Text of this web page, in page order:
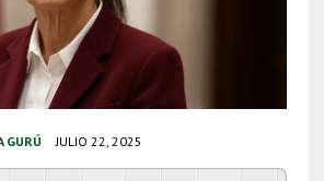
GURÚ JULIO 22, 2025